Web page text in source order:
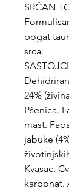
SRČAN
bogat
srca.
SASTOJCI
24%
Pšenica.
mast.
jabuke
Kvasac.
karbonat.